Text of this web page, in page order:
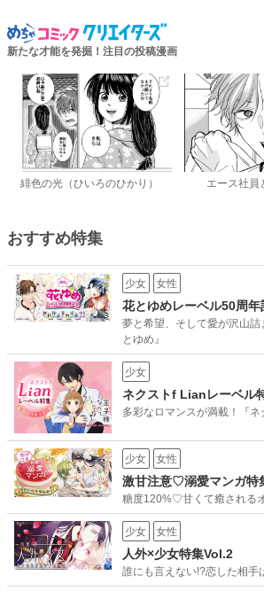
新たな才能を発掘！注目の投稿漫画
緋色の光（ひいろのひかり） エース社員
おすすめ特集
少女 女性
花とゆめレーベル50周年
夢と希望、そして愛が沢山
とゆめ』
少女
ネクストf Lianレーベル
多彩なロマンスが満載！『
少女 女性
激甘注意♡溺愛マンガ特
糖度120%♡甘くて癒される
少女 女性
人外×少女特集Vol.2
誰にも言えない!?恋した相手